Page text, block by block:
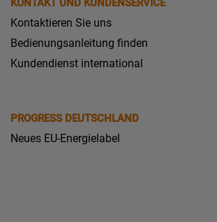
KONTAKT UND KUNDENSERVICE
Kontaktieren Sie uns
Bedienungsanleitung finden
Kundendienst international
PROGRESS DEUTSCHLAND
Neues EU-Energielabel